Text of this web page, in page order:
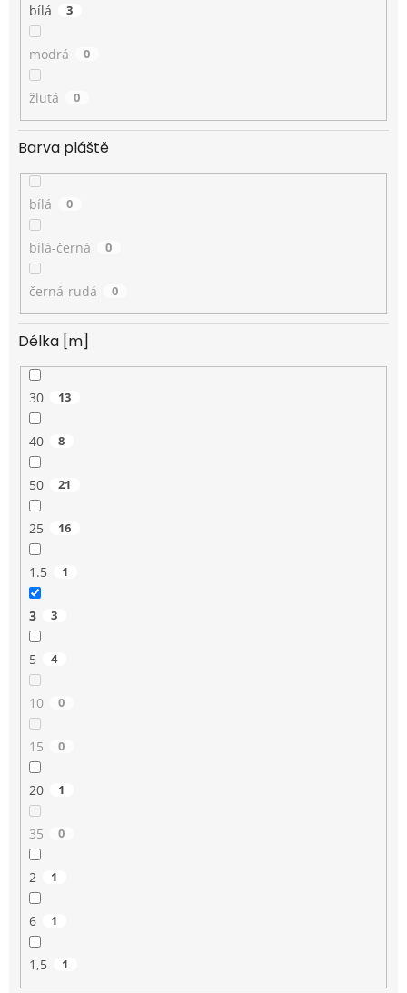
bílá 3
modrá 0
žlutá 0
Barva pláště
bílá 0
bílá-černá 0
černá-rudá 0
Délka [m]
30 13
40 8
50 21
25 16
1.5 1
3 3
5 4
10 0
15 0
20 1
35 0
2 1
6 1
1,5 1